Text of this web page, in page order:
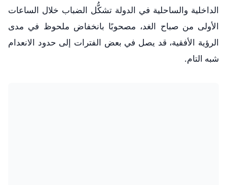
الداخلية والساحلية في الدولة تشكُّل الضباب خلال الساعات
الأولى من صباح الغد، مصحوبًا بانخفاض ملحوظ في مدى
الرؤية الأفقية، قد يصل في بعض الفترات إلى حدود الانعدام
شبه التام.